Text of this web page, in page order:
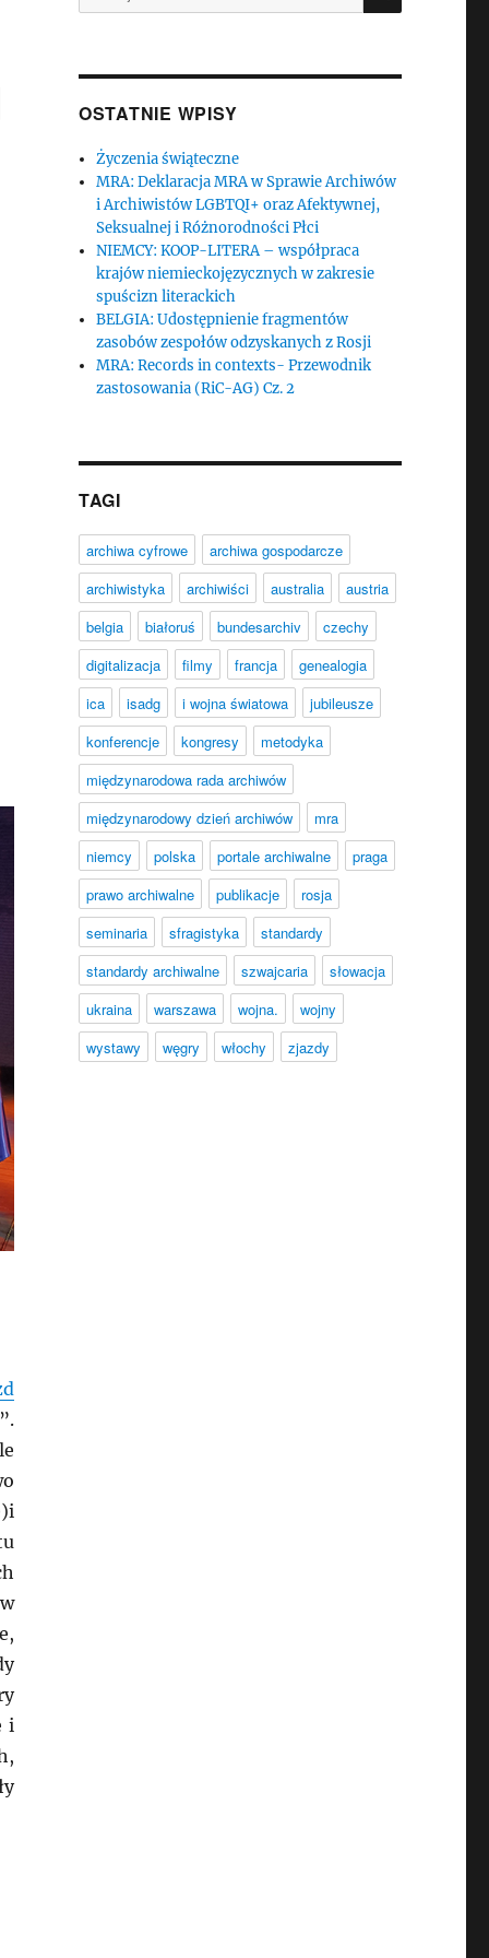
i
OSTATNIE WPISY
Życzenia świąteczne
MRA: Deklaracja MRA w Sprawie Archiwów
i Archiwistów LGBTQI+ oraz Afektywnej,
Seksualnej i Różnorodności Płci
NIEMCY: KOOP-LITERA – współpraca
krajów niemieckojęzycznych w zakresie
spuścizn literackich
BELGIA: Udostępnienie fragmentów
zasobów zespołów odzyskanych z Rosji
MRA: Records in contexts- Przewodnik
zastosowania (RiC-AG) Cz. 2
TAGI
archiwa cyfrowe
archiwa gospodarcze
archiwistyka
archiwiści australia
austria
belgia
białoruś bundesarchiv
czechy
digitalizacja
filmy francja
genealogia
ica
isadg i wojna światowa
jubileusze
konferencje
kongresy
metodyka
międzynarodowa rada archiwów
międzynarodowy dzień archiwów
mra
niemcy
polska portale archiwalne
praga
prawo archiwalne
publikacje
rosja
seminaria
sfragistyka
standardy
standardy archiwalne
szwajcaria
słowacja
ukraina
warszawa wojna.
wojny
wystawy
węgry włochy zjazdy